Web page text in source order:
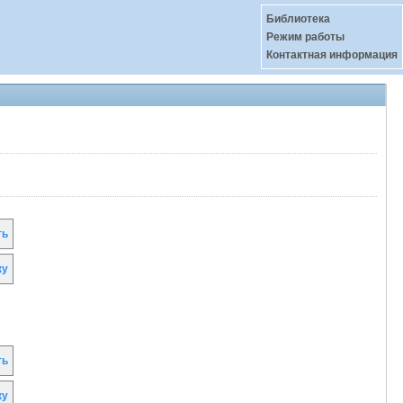
Библиотека
Режим работы
Контактная информация